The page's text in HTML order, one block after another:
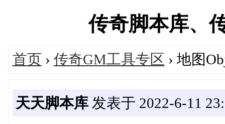
传奇脚本库、
首页 › 传奇GM工具专区 › 地图
天天脚本库发表于 2022-6-11